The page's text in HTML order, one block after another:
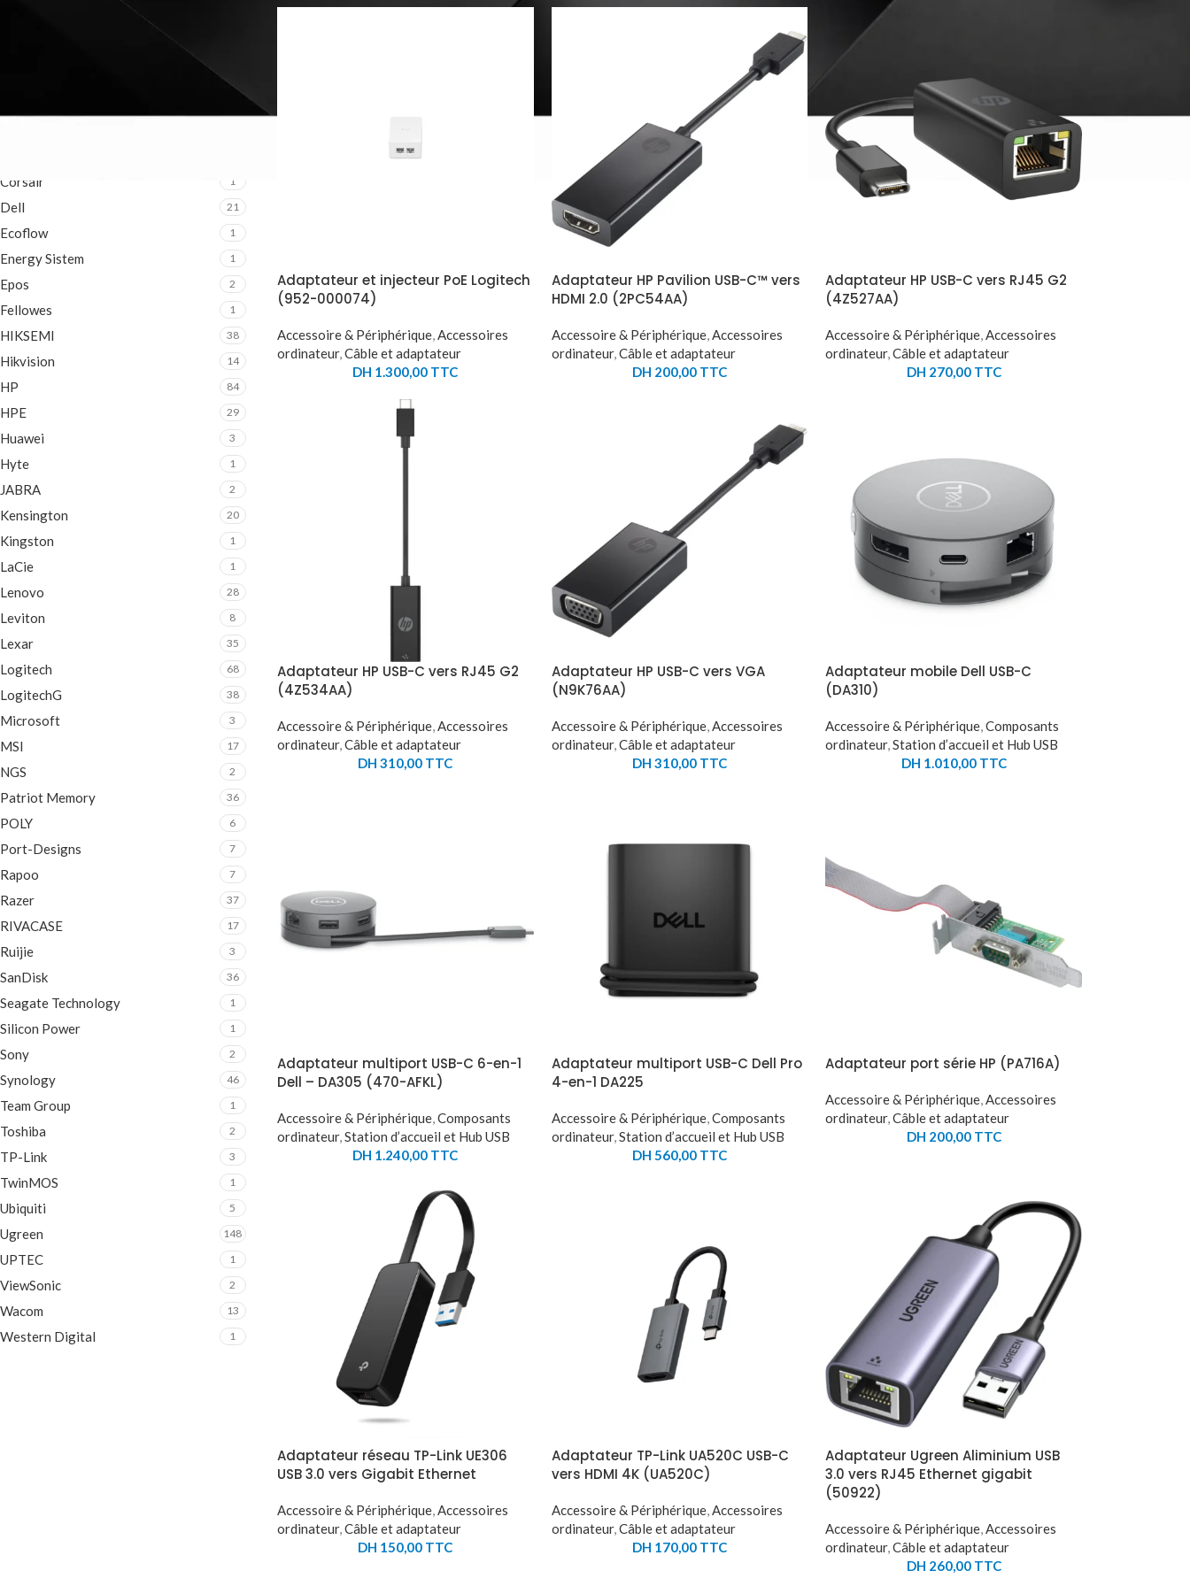
73
Corsair 1
Dell 21
Ecoflow 1
Energy Sistem 1
Epos 2
Fellowes 1
HIKSEMI 38
Hikvision 14
HP 84
HPE 29
Huawei 3
Hyte 1
JABRA 2
Kensington 20
Kingston 1
LaCie 1
Lenovo 28
Leviton 8
Lexar 35
Logitech 68
LogitechG 38
Microsoft 3
MSI 17
NGS 2
Patriot Memory 36
POLY 6
Port-Designs 7
Rapoo 7
Razer 37
RIVACASE 17
Ruijie 3
SanDisk 36
Seagate Technology 1
Silicon Power 1
Sony 2
Synology 46
Team Group 1
Toshiba 2
TP-Link 3
TwinMOS 1
Ubiquiti 5
Ugreen 148
UPTEC 1
ViewSonic 2
Wacom 13
Western Digital 1
Adaptateur et injecteur PoE Logitech
(952-000074)
Accessoire & Périphérique,Accessoires
ordinateur,Câble et adaptateur
DH 1.300,00 TTC
Adaptateur HP Pavilion USB-C™ vers
HDMI 2.0 (2PC54AA)
Accessoire & Périphérique,Accessoires
ordinateur,Câble et adaptateur
DH 200,00TTC
Adaptateur HP USB-C vers RJ45 G2
(4Z527AA)
Accessoire & Périphérique,Accessoires
ordinateur,Câble et adaptateur
DH 270,00TTC
Adaptateur HP USB-C vers RJ45 G2
(4Z534AA)
Accessoire & Périphérique,Accessoires
ordinateur,Câble et adaptateur
DH 310,00 TTC
Adaptateur HP USB-C vers VGA
(N9K76AA)
Accessoire & Périphérique,Accessoires
ordinateur,Câble et adaptateur
DH 310,00TTC
Adaptateur mobile Dell USB-C
(DA310)
Accessoire & Périphérique,Composants
ordinateur,Station d’accueil et Hub USB
DH 1.010,00TTC
Adaptateur multiport USB-C 6-en-1
Dell – DA305 (470-AFKL)
Accessoire & Périphérique,Composants
ordinateur,Station d’accueil et Hub USB
DH 1.240,00 TTC
Adaptateur multiport USB-C Dell Pro
4-en-1 DA225
Accessoire & Périphérique,Composants
ordinateur,Station d’accueil et Hub USB
DH 560,00TTC
Adaptateur port série HP (PA716A)
Accessoire & Périphérique,Accessoires
ordinateur,Câble et adaptateur
DH 200,00TTC
Adaptateur réseau TP-Link UE306
USB 3.0 vers Gigabit Ethernet
Accessoire & Périphérique,Accessoires
ordinateur,Câble et adaptateur
DH 150,00 TTC
Adaptateur TP-Link UA520C USB-C
vers HDMI 4K (UA520C)
Accessoire & Périphérique,Accessoires
ordinateur,Câble et adaptateur
DH 170,00TTC
Adaptateur Ugreen Aliminium USB
3.0 vers RJ45 Ethernet gigabit
(50922)
Accessoire & Périphérique,Accessoires
ordinateur,Câble et adaptateur
DH 260,00TTC